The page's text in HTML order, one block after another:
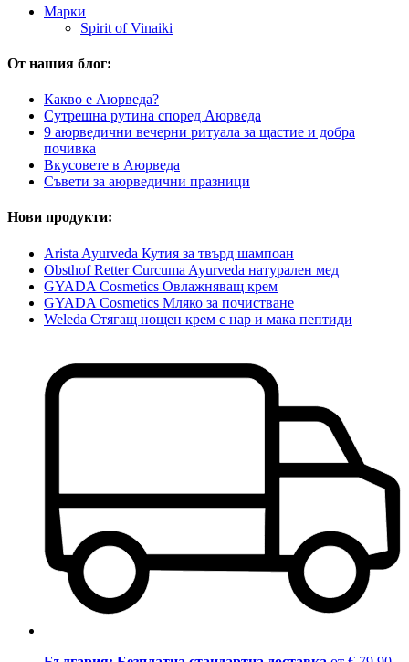
Марки
Spirit of Vinaiki
От нашия блог:
Какво е Аюрведа?
Сутрешна рутина според Аюрведа
9 аюрведични вечерни ритуала за щастие и добра
почивка
Вкусовете в Аюрведа
Съвети за аюрведични празници
Нови продукти:
Arista Ayurveda Кутия за твърд шампоан
Obsthof Retter Curcuma Ayurveda натурален мед
GYADA Cosmetics Овлажняващ крем
GYADA Cosmetics Мляко за почистване
Weleda Стягащ нощен крем с нар и мака пептиди